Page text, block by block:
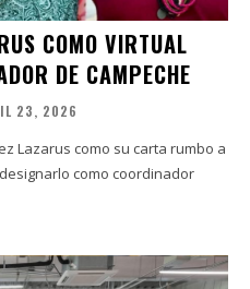
COMO VIRTUAL
DE CAMPECHE
23, 2026
Lazarus como su carta rumbo a
como coordinador